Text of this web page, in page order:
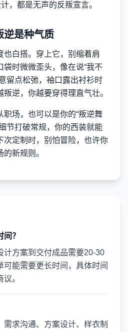
，都是无声的反叛宣言。
逆是种气质
也白搭。穿上它，别缩着肩
袋时微微歪头，像在说“我不
留点松弛，袖口露出衬衫时
逆，你越要穿得理直气壮。
场，也可以是你的“叛逆舞
节打破常规，你的西装就能
次定制时，别怕冒险，也许你
新规则。
？
计方案到交付成品需要20-30
可能需要更长时间，具体时间
。
求沟通、方案设计、样衣制